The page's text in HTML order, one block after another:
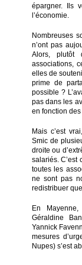
épargner. Ils
l’économie.
Nombreuses
n’ont pas
Alors, plutôt
associations,
elles de
prime de
possible ?
pas dans les
en fonction
Mais c’est
Smic de
droite ou
salariés. C’est
toutes les
ne sont pas
redistribuer
En
Géraldine
Yannick
mesures
Nupes) s’est